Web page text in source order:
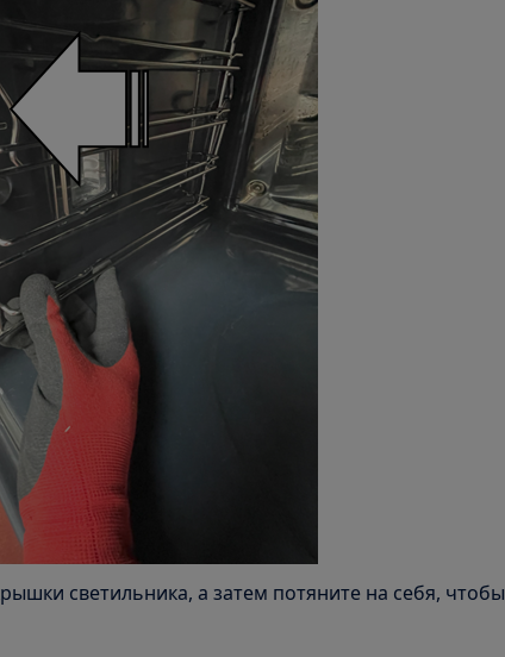
светильника, а затем потяните на себя, чтобы